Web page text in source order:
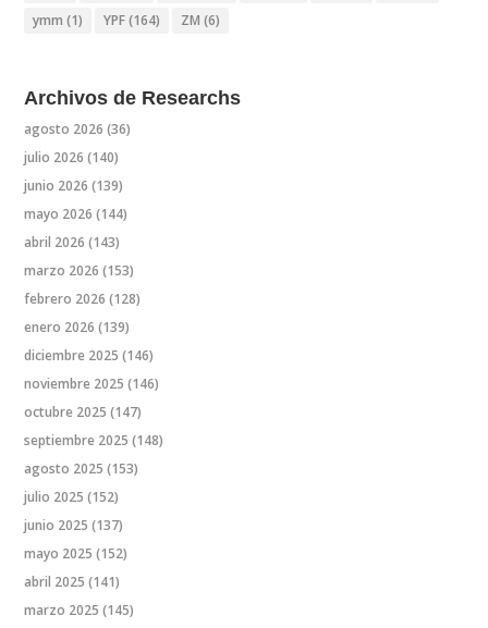
ymm (1) YPF(164) ZM (6)
Archivos de Researchs
agosto 2026 (36)
julio 2026 (140)
junio 2026 (139)
mayo 2026 (144)
abril 2026 (143)
marzo 2026 (153)
febrero 2026 (128)
enero 2026 (139)
diciembre 2025 (146)
noviembre 2025 (146)
octubre 2025 (147)
septiembre 2025 (148)
agosto 2025 (153)
julio 2025 (152)
junio 2025 (137)
mayo 2025 (152)
abril 2025 (141)
marzo 2025 (145)